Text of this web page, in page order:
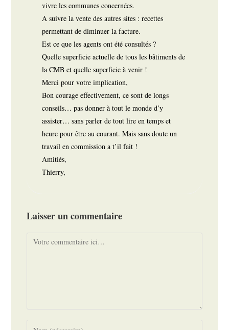
vivre les communes concernées.
A suivre la vente des autres sites : recettes
permettant de diminuer la facture.
Est ce que les agents ont été consultés ?
Quelle superficie actuelle de tous les bâtiments de
la CMB et quelle superficie à venir !
Merci pour votre implication,
Bon courage effectivement, ce sont de longs
conseils… pas donner à tout le monde d’y
assister… sans parler de tout lire en temps et
heure pour être au courant. Mais sans doute un
travail en commission a t’il fait !
Amitiés,
Thierry,
Laisser un commentaire
Comment
Enter